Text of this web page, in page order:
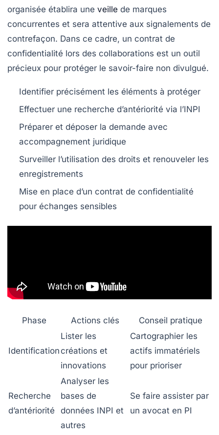
organisée établira une veille de marques
concurrentes et sera attentive aux signalements de
contrefaçon. Dans ce cadre, un contrat de
confidentialité lors des collaborations est un outil
précieux pour protéger le savoir-faire non divulgué.
Identifier précisément les éléments à protéger
Effectuer une recherche d’antériorité via l’INPI
Préparer et déposer la demande avec
accompagnement juridique
Surveiller l’utilisation des droits et renouveler les
enregistrements
Mise en place d’un contrat de confidentialité
pour échanges sensibles
Phase Actions clés Conseil pratique
Identification
Lister les
créations et
innovations
Cartographier les
actifs immatériels
pour prioriser
Recherche
d’antériorité
Analyser les
bases de
données INPI et
autres
Se faire assister par
un avocat en PI